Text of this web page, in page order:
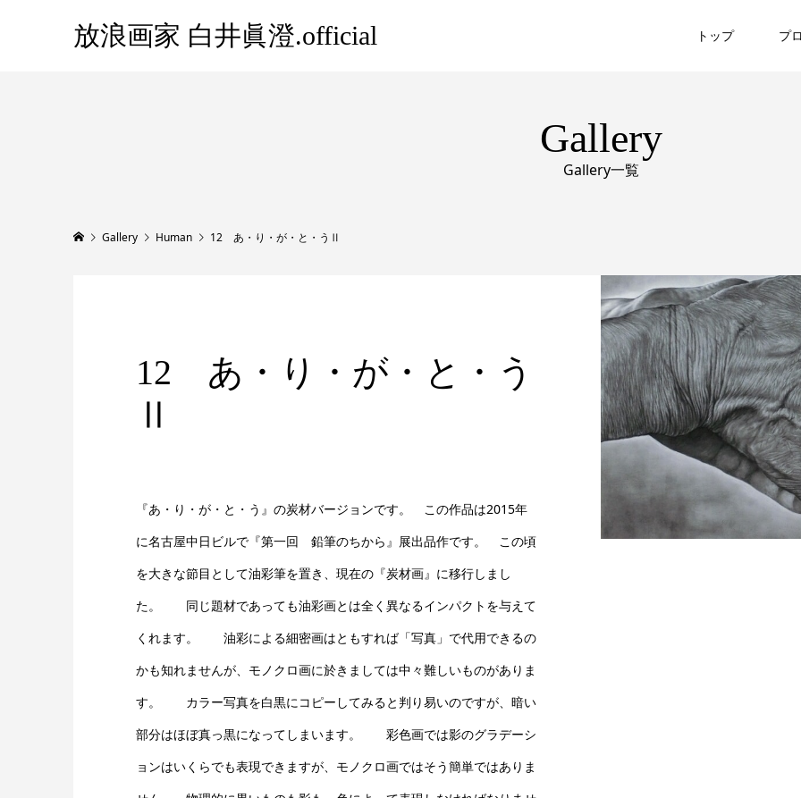
放浪画家 白井眞澄.official トップ プ
Gallery
Gallery一覧
Gallery Human 12 あ・り・が・と・うⅡ
12 あ・り・が・と・う
Ⅱ
『あ・り・が・と・う』の炭材バージョンです。 この作品は2015年
に名古屋中日ビルで『第一回 鉛筆のちから』展出品作です。 この頃
を大きな節目として油彩筆を置き、現在の『炭材画』に移行しまし
た。 同じ題材であっても油彩画とは全く異なるインパクトを与えて
くれます。 油彩による細密画はともすれば「写真」で代用できるの
かも知れませんが、モノクロ画に於きましては中々難しいものがありま
す。 カラー写真を白黒にコピーしてみると判り易いのですが、暗い
部分はほぼ真っ黒になってしまいます。 彩色画では影のグラデーシ
ョンはいくらでも表現できますが、モノクロ画ではそう簡単ではありま